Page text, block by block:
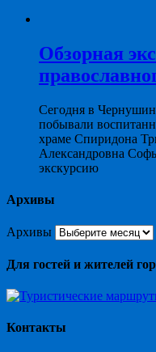
Обзорная
Сегодня в
побывали
храме Спиридона
Александровна
экскурсию
Архивы
Архивы
Для гостей и жителей
Контакты